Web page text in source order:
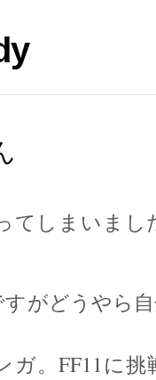
てしまいまし
がどうやら
。FF11に挑